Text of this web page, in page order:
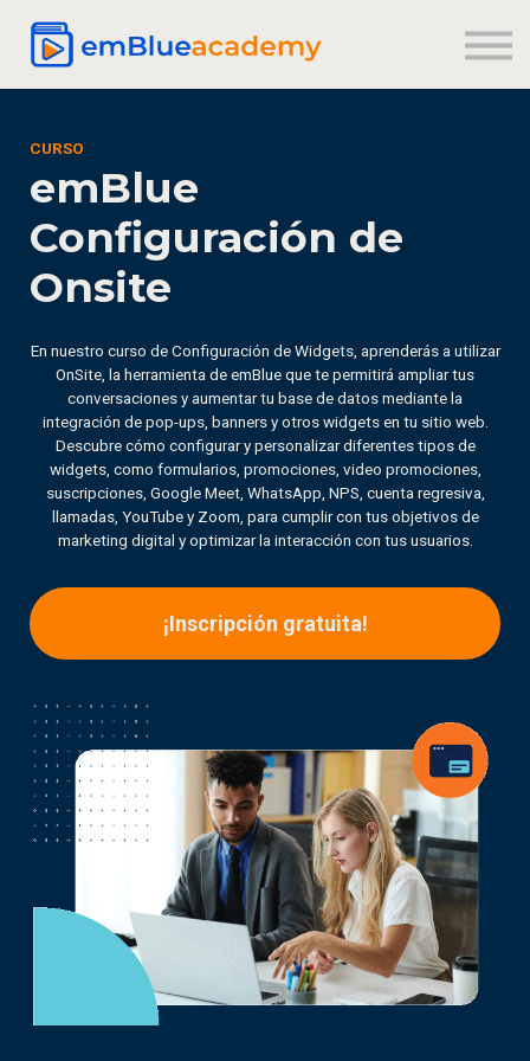
Registrarse
CURSO
emBlue
Configuración de
Onsite
En nuestro curso de Configuración de Widgets, aprenderás a utilizar
OnSite, la herramienta de emBlue que te permitirá ampliar tus
conversaciones y aumentar tu base de datos mediante la
integración de pop-ups, banners y otros widgets en tu sitio web.
Descubre cómo configurar y personalizar diferentes tipos de
widgets, como formularios, promociones, video promociones,
suscripciones, Google Meet, WhatsApp, NPS, cuenta regresiva,
llamadas, YouTube y Zoom, para cumplir con tus objetivos de
marketing digital y optimizar la interacción con tus usuarios.
¡Inscripción gratuita!